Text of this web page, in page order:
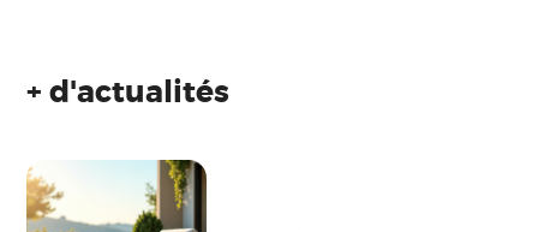
+ d'actualités